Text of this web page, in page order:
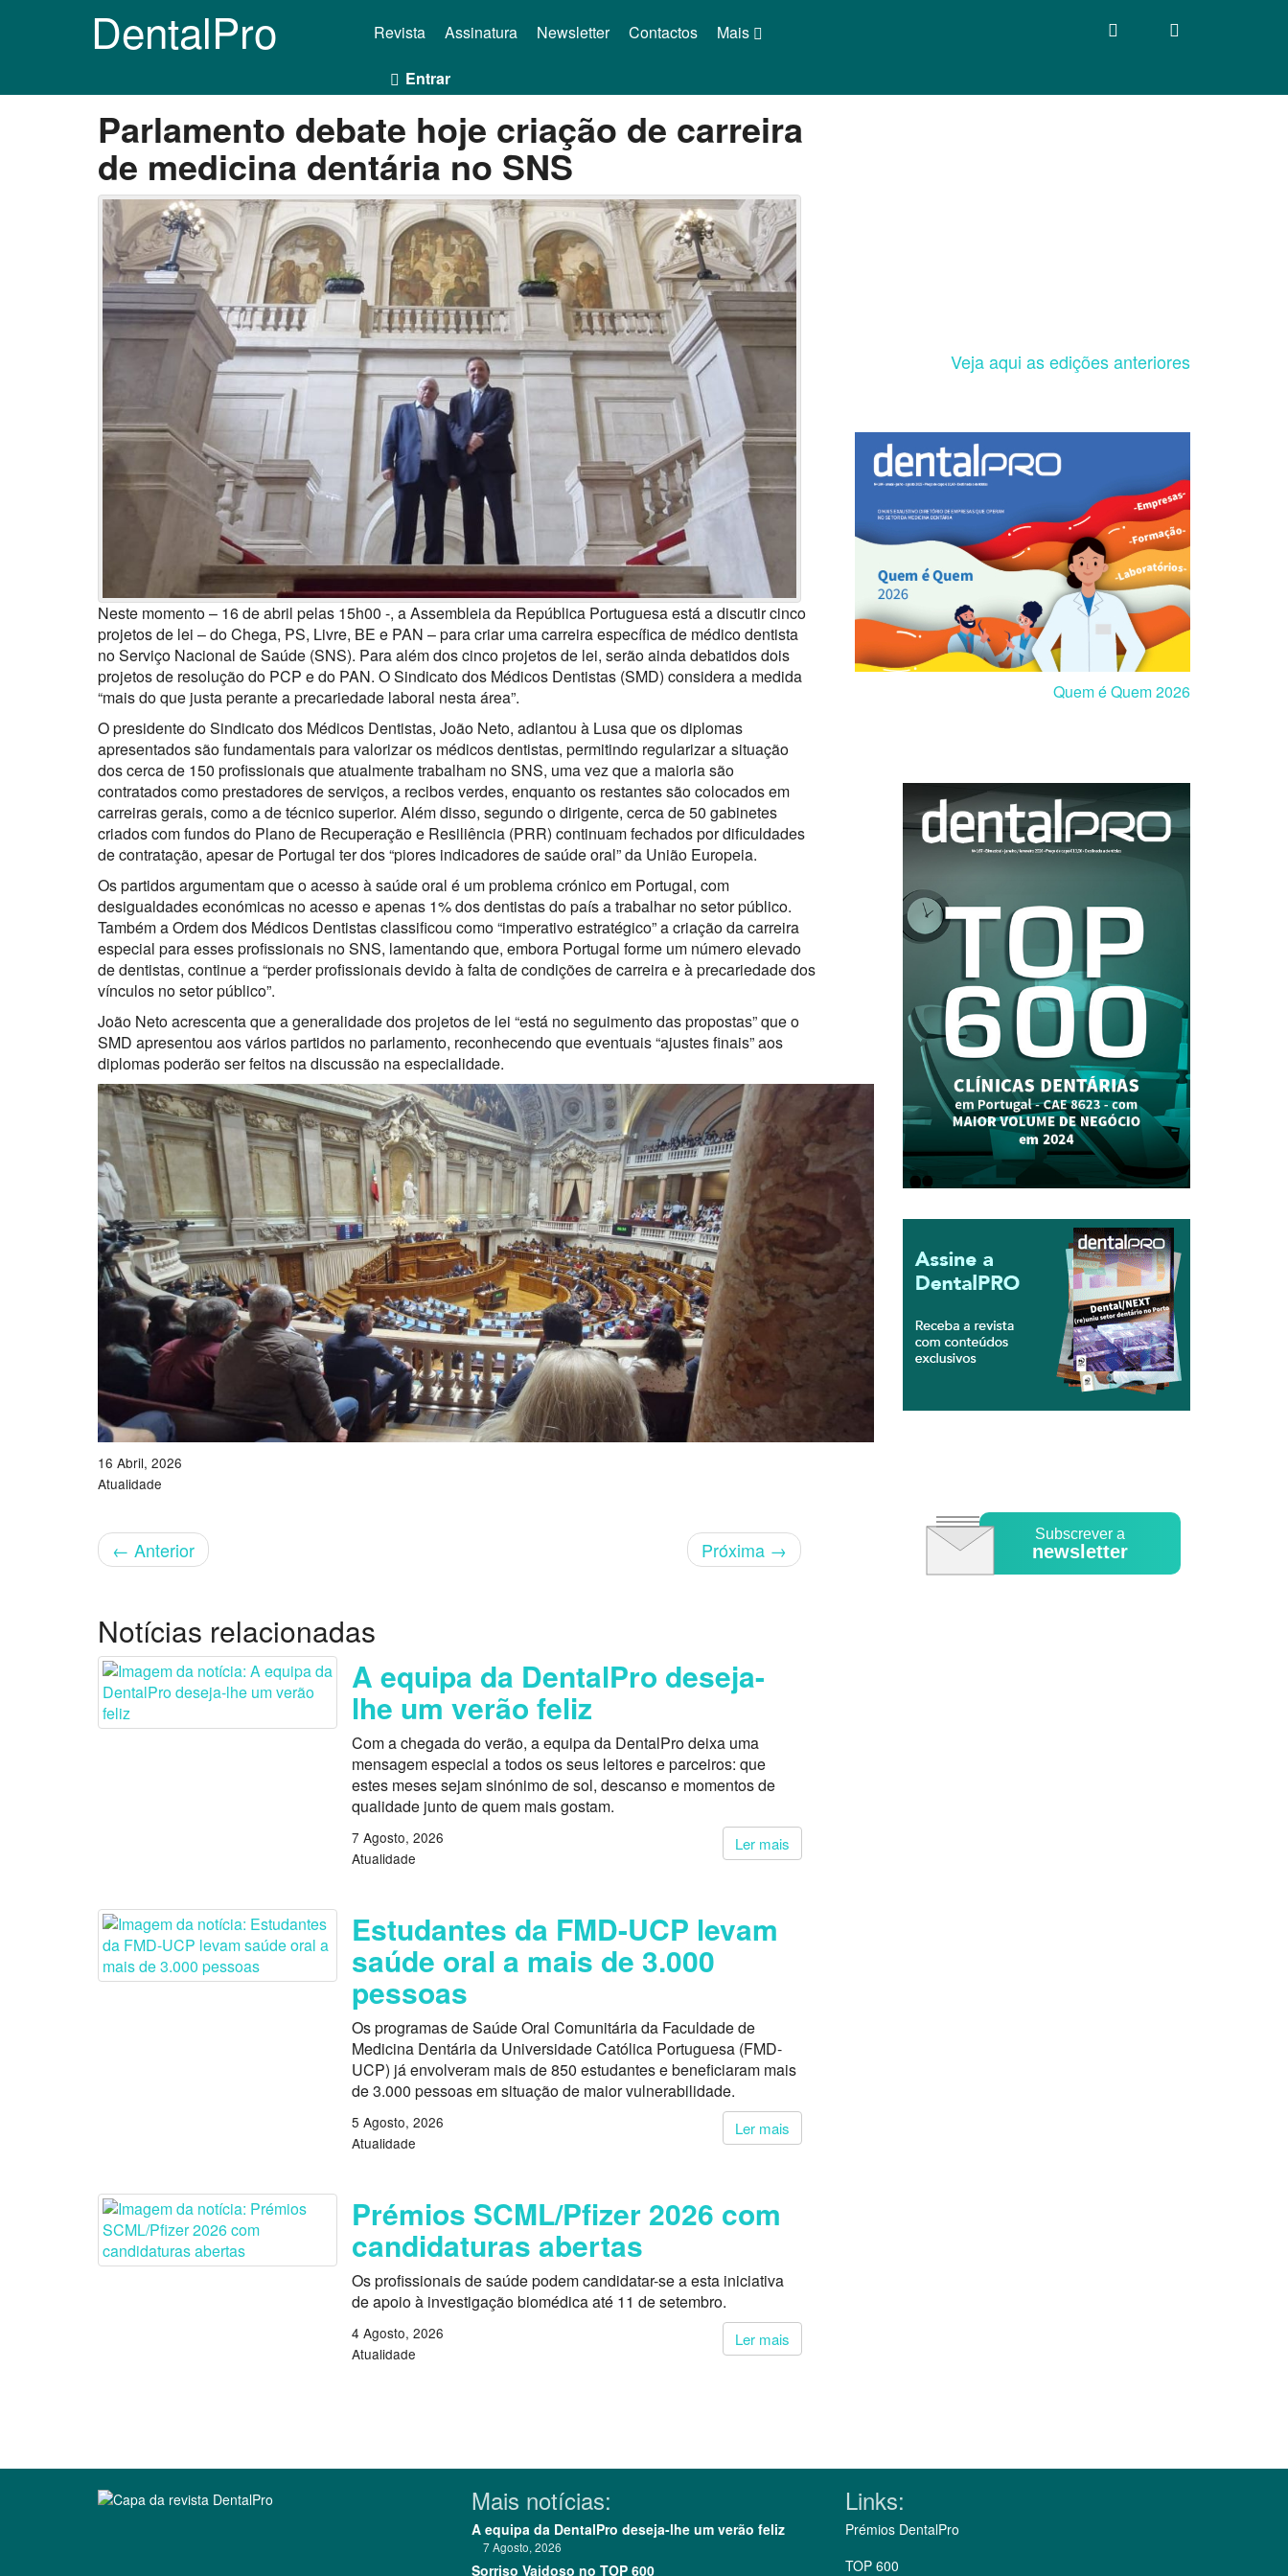
DentalPro Mais
Revista Assinatura Newsletter Contactos
Entrar
Parlamento debate hoje criação de carreira
de medicina dentária no SNS
Neste momento – 16 de abril pelas 15h00 -, a Assembleia da República Portuguesa está a discutir cinco
projetos de lei – do Chega, PS, Livre, BE e PAN – para criar uma carreira específica de médico dentista
no Serviço Nacional de Saúde (SNS). Para além dos cinco projetos de lei, serão ainda debatidos dois
projetos de resolução do PCP e do PAN. O Sindicato dos Médicos Dentistas (SMD) considera a medida
“mais do que justa perante a precariedade laboral nesta área”.
O presidente do Sindicato dos Médicos Dentistas, João Neto, adiantou à Lusa que os diplomas
apresentados são fundamentais para valorizar os médicos dentistas, permitindo regularizar a situação
dos cerca de 150 profissionais que atualmente trabalham no SNS, uma vez que a maioria são
contratados como prestadores de serviços, a recibos verdes, enquanto os restantes são colocados em
carreiras gerais, como a de técnico superior. Além disso, segundo o dirigente, cerca de 50 gabinetes
criados com fundos do Plano de Recuperação e Resiliência (PRR) continuam fechados por dificuldades
de contratação, apesar de Portugal ter dos “piores indicadores de saúde oral” da União Europeia.
Os partidos argumentam que o acesso à saúde oral é um problema crónico em Portugal, com
desigualdades económicas no acesso e apenas 1% dos dentistas do país a trabalhar no setor público.
Também a Ordem dos Médicos Dentistas classificou como “imperativo estratégico” a criação da carreira
especial para esses profissionais no SNS, lamentando que, embora Portugal forme um número elevado
de dentistas, continue a “perder profissionais devido à falta de condições de carreira e à precariedade dos
vínculos no setor público”.
João Neto acrescenta que a generalidade dos projetos de lei “está no seguimento das propostas” que o
SMD apresentou aos vários partidos no parlamento, reconhecendo que eventuais “ajustes finais” aos
diplomas poderão ser feitos na discussão na especialidade.
16 Abril, 2026
Atualidade
← Anterior Próxima →
Veja aqui as edições anteriores
Quem é Quem 2026
Subscrever a
newsletter
Notícias relacionadas
A equipa da DentalPro deseja-
lhe um verão feliz
Com a chegada do verão, a equipa da DentalPro deixa uma
mensagem especial a todos os seus leitores e parceiros: que
estes meses sejam sinónimo de sol, descanso e momentos de
qualidade junto de quem mais gostam.
Ler mais
7 Agosto, 2026
Atualidade
Estudantes da FMD-UCP levam
saúde oral a mais de 3.000
pessoas
Os programas de Saúde Oral Comunitária da Faculdade de
Medicina Dentária da Universidade Católica Portuguesa (FMD-
UCP) já envolveram mais de 850 estudantes e beneficiaram mais
de 3.000 pessoas em situação de maior vulnerabilidade.
Ler mais
5 Agosto, 2026
Atualidade
Prémios SCML/Pfizer 2026 com
candidaturas abertas
Os profissionais de saúde podem candidatar-se a esta iniciativa
de apoio à investigação biomédica até 11 de setembro.
Ler mais
4 Agosto, 2026
Atualidade
Mais notícias:
A equipa da DentalPro deseja-lhe um verão feliz
7 Agosto, 2026
Sorriso Vaidoso no TOP 600
Links:
Prémios DentalPro
TOP 600